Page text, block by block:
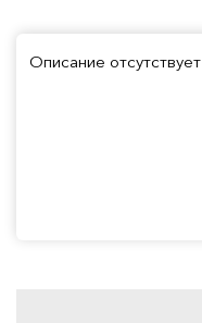
Описание отсутствует